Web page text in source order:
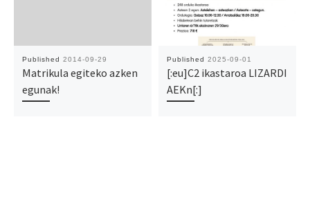
Published 2014-09-29
Matrikula egiteko azken
egunak!
Published 2025-09-01
[:eu]C2 ikastaroa LIZARDI
AEKn[:]